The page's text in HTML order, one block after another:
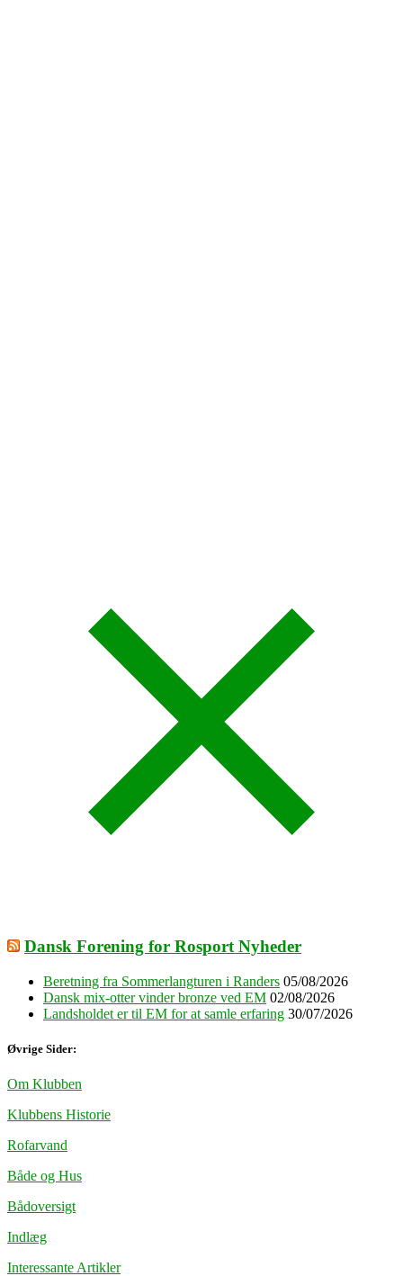
Dansk Forening for Rosport Nyheder
Beretning fra Sommerlangturen i Randers 05/08/2026
Dansk mix-otter vinder bronze ved EM 02/08/2026
Landsholdet er til EM for at samle erfaring 30/07/2026
Øvrige Sider:
Om Klubben
Klubbens Historie
Rofarvand
Både og Hus
Bådoversigt
Indlæg
Interessante Artikler